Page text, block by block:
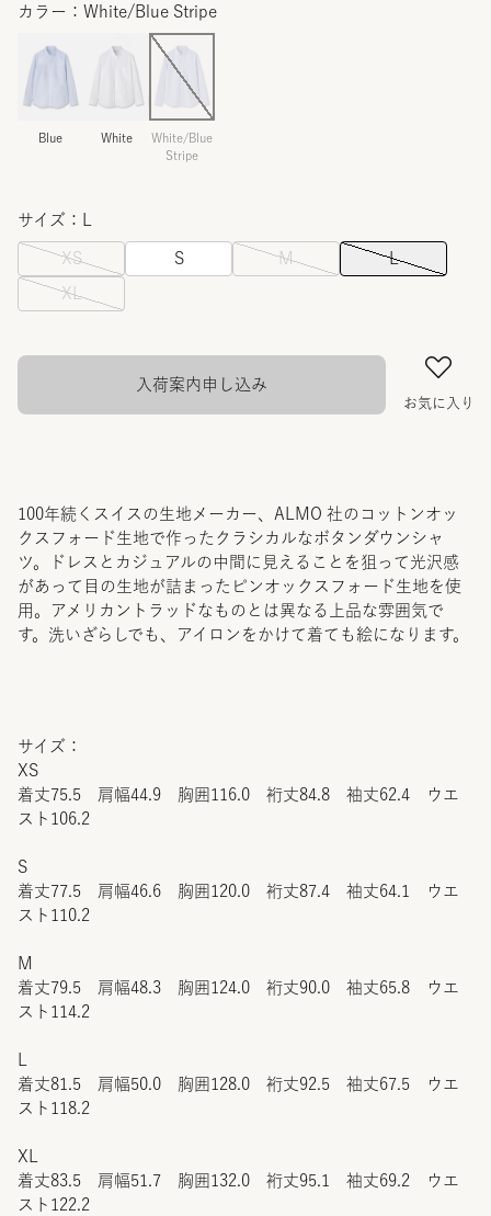
カラー：White/Blue Stripe
Blue White
White/Blue
Stripe
サイズ：L
XS S M L
XL
お気に入り
入荷案内申し込み
100年続くスイスの生地メーカー、ALMO 社のコットンオッ
クスフォード生地で作ったクラシカルなボタンダウンシャ
ツ。ドレスとカジュアルの中間に見えることを狙って光沢感
があって目の生地が詰まったピンオックスフォード生地を使
用。アメリカントラッドなものとは異なる上品な雰囲気で
す。洗いざらしでも、アイロンをかけて着ても絵になります。
サイズ：
XS
着丈75.5 肩幅44.9 胸囲116.0 裄丈84.8 袖丈62.4 ウエ
スト106.2
S
着丈77.5 肩幅46.6 胸囲120.0 裄丈87.4 袖丈64.1 ウエ
スト110.2
M
着丈79.5 肩幅48.3 胸囲124.0 裄丈90.0 袖丈65.8 ウエ
スト114.2
着丈81.5 肩幅50.0 胸囲128.0 裄丈92.5 袖丈67.5 ウエ
スト118.2
XL
着丈83.5 肩幅51.7 胸囲132.0 裄丈95.1 袖丈69.2 ウエ
スト122.2